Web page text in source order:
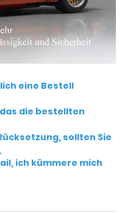
eine Bestell
die bestellten
sollten Sie
ich kümmere mich